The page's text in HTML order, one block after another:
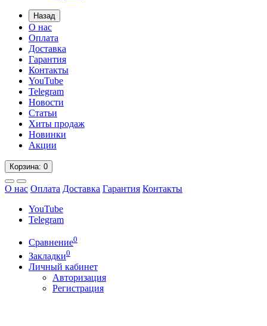
Назад
О нас
Оплата
Доставка
Гарантия
Контакты
YouTube
Telegram
Новости
Статьи
Хиты продаж
Новинки
Акции
Корзина: 0
О нас Оплата Доставка Гарантия Контакты
YouTube
Telegram
Сравнение0
Закладки0
Личный кабинет
Авторизация
Регистрация